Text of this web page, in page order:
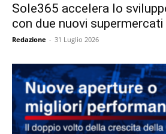
Sole365 accelera lo
con due nuovi supermercati
Redazione - 31 Luglio 2026